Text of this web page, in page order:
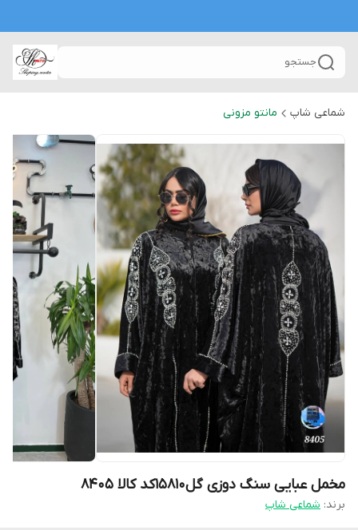
جستجو
شماعی شاپ مانتو مزونی
مخمل عبایی سنگ دوزی گل۱۵۸۱۰کد کالا ۸۴۰۵
برند: شماعی شاپ